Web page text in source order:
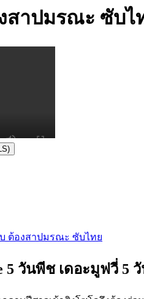
สาปมรณะ ซับไ
ต้องสาปมรณะ ซับไทย
5 วันพีช เดอะมูฟวี่